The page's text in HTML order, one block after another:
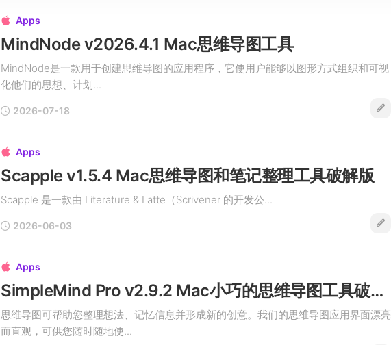
 Apps
MindNode v2026.4.1 Mac思维导图工具
MindNode是一款用于创建思维导图的应用程序，它使用户能够以图形方式组织和可视
化他们的思想、计划...
2026-07-18
 Apps
Scapple v1.5.4 Mac思维导图和笔记整理工具破解版
Scapple 是一款由 Literature & Latte（Scrivener 的开发公...
2026-06-03
 Apps
SimpleMind Pro v2.9.2 Mac小巧的思维导图工具破解版
思维导图可帮助您整理想法、记忆信息并形成新的创意。我们的思维导图应用界面漂亮
而直观，可供您随时随地使...